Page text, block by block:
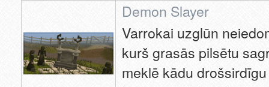
Demon Slayer
Varrokai uzglūn
kurš grasās pilsētu
meklē kādu